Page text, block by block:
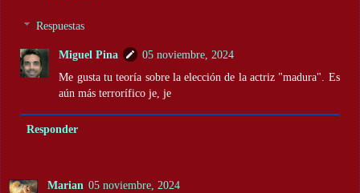
Respuestas
Miguel Pina
05 noviembre, 2024
Me gusta tu teoría sobre la elección de la actriz "madura". Es
aún más terrorífico je, je
Responder
Marian 05 noviembre, 2024